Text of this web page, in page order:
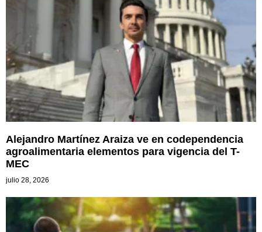
Alejandro Martínez Araiza ve en codependencia
agroalimentaria elementos para vigencia del T-
MEC
julio 28, 2026